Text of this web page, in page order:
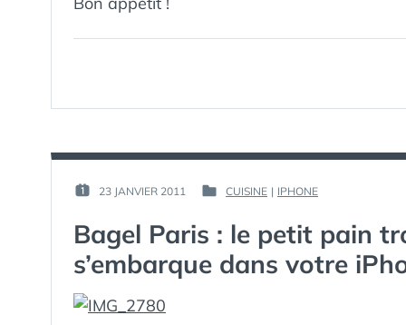
PUBLIÉ
23 JANVIER 2011
PAR :
PUBLIÉ
CUISINE | IPHONE
Bagel Paris : le petit pain
s’embarque dans votre